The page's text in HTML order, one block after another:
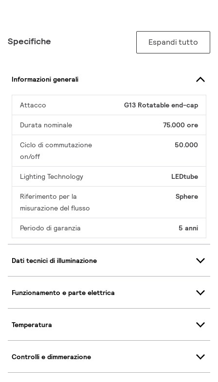
Specifiche Espandi tutto
Informazioni generali
Attacco G13 Rotatable end-cap
Durata nominale 75.000 ore
Ciclo di commutazione
on/off
50.000
Lighting Technology LEDtube
Riferimento per la
misurazione del flusso
Sphere
Periodo di garanzia 5 anni
Dati tecnici di illuminazione
Funzionamento e parte elettrica
Temperatura
Controlli e dimmerazione